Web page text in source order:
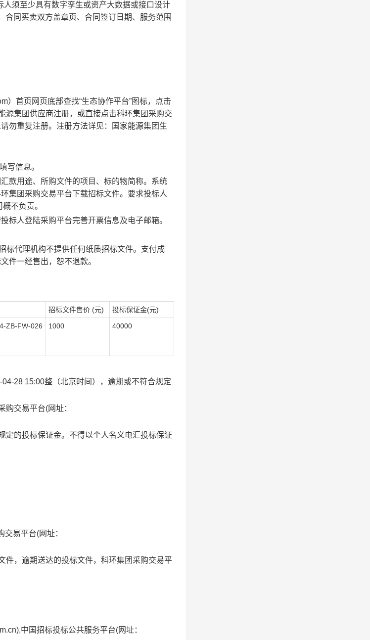
人须至少具有数字孪生或资产大数据或接口设计
同买卖双方盖章页、合同签订日期、服务范围
）首页网页底部查找“生态协作平台”图标，点击
源集团供应商注册，或直接点击科环集团采购交
勿重复注册。注册方法详见：国家能源集团生
写信息。
款用途、所购文件的项目、标的物简称。系统
集团采购交易平台下载招标文件。要求投标人
不负责。
标人登陆采购平台完善开票信息及电子邮箱。
标代理机构不提供任何纸质招标文件。支付成
件一经售出，恕不退款。
招标文件售价 (元) 投标保证金(元)
ZB-FW-026 1000 40000
28 15:00整（北京时间），逾期或不符合规定
交易平台(网址：
定的投标保证金。不得以个人名义电汇投标保证
交易平台(网址：
件，逾期送达的投标文件， 科环集团 采购交易平
,中国招标投标公共服务平台(网址：